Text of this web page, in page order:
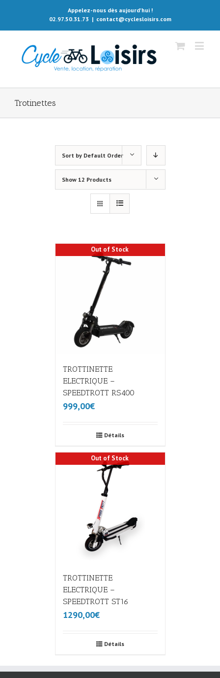
Appelez-nous dès aujourd'hui !
02.97.50.31.73 | contact@cyclesloisirs.com
Trotinettes
Sort by Default Order
Show 12 Products
Out of Stock
TROTTINETTE
ELECTRIQUE –
SPEEDTROTT RS400
999,00€
Détails
Out of Stock
TROTTINETTE
ELECTRIQUE –
SPEEDTROTT ST16
1290,00€
Détails